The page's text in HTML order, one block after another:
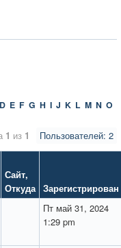
D E F G H I J K L M N O
Пользователей: 2
1 из 1
Сайт,
Откуда Зарегистрирован
Пт май 31, 2024
1:29 pm